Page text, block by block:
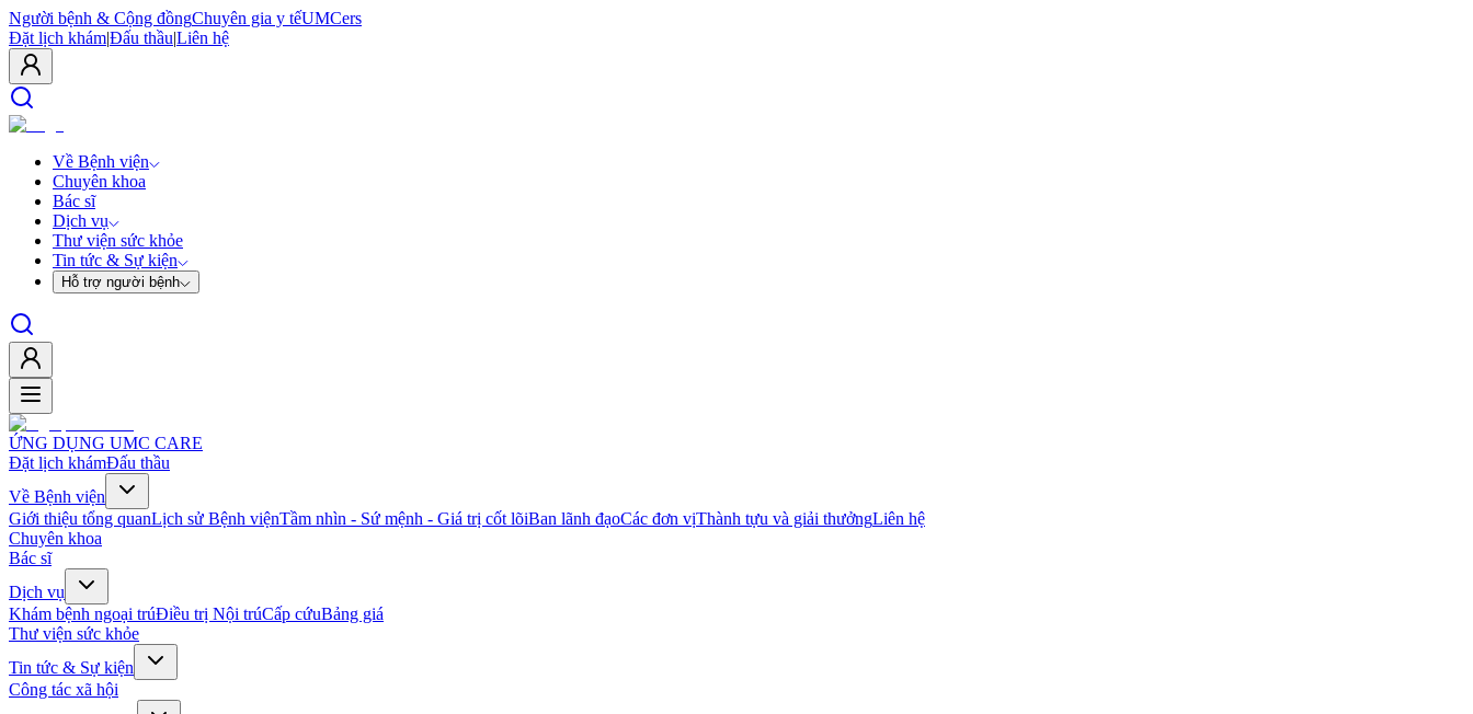
Người bệnh & Cộng đồngChuyên gia y tếUMCers
Đặt lịch khám|Đấu thầu|Liên hệ
Về Bệnh viện
Chuyên khoa
Bác sĩ
Dịch vụ
Thư viện sức khỏe
Tin tức & Sự kiện
Hỗ trợ người bệnh
ỨNG DỤNG UMC CARE
Đặt lịch khámĐấu thầu
Về Bệnh viện
Giới thiệu tổng quanLịch sử Bệnh việnTầm nhìn - Sứ mệnh - Giá trị cốt lõiBan lãnh đạoCác đơn vịThành tựu và giải thưởngLiên hệ
Chuyên khoa
Bác sĩ
Dịch vụ
Khám bệnh ngoại trúĐiều trị Nội trúCấp cứuBảng giá
Thư viện sức khỏe
Tin tức & Sự kiện
Công tác xã hội